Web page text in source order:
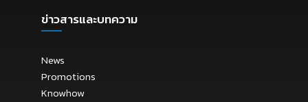
ข่าวสารและบทความ
News
Promotions
Knowhow